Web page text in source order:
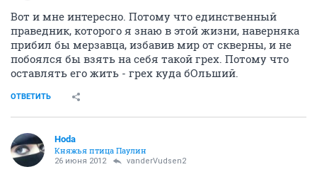
Вот и мне интересно. Потому что единственный
праведник, которого я знаю в этой жизни, наверняка
прибил бы мерзавца, избавив мир от скверны, и не
побоялся бы взять на себя такой грех. Потому что
оставлять его жить - грех куда бОльший.
ОТВЕТИТЬ
Hoda
Княжья птица Паулин
26 июня 2012 vanderVudsen2